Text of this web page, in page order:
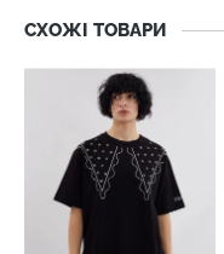
СХОЖІ ТОВАРИ